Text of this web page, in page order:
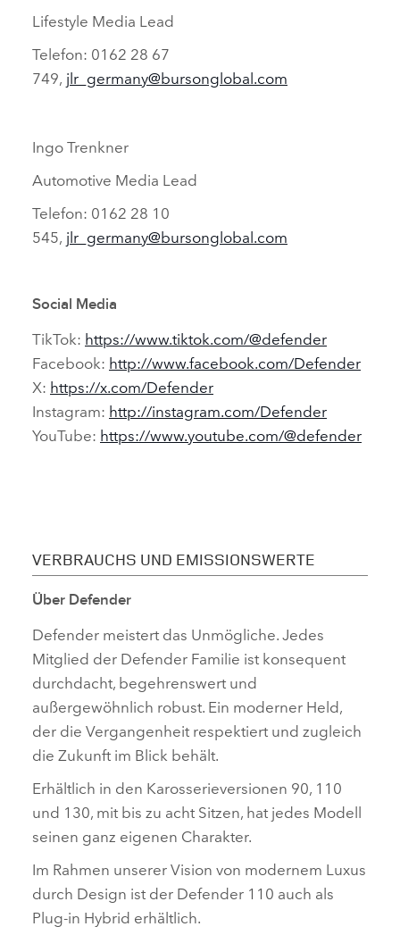
Lifestyle Media Lead
Telefon: 0162 28 67
749, jlr_germany@bursonglobal.com
Ingo Trenkner
Automotive Media Lead
Telefon: 0162 28 10
545, jlr_germany@bursonglobal.com
Social Media
TikTok: https://www.tiktok.com/@defender
Facebook: http://www.facebook.com/Defender
X: https://x.com/Defender
Instagram: http://instagram.com/Defender
YouTube: https://www.youtube.com/@defender
VERBRAUCHS UND EMISSIONSWERTE
Über Defender
Defender meistert das Unmögliche. Jedes
Mitglied der Defender Familie ist konsequent
durchdacht, begehrenswert und
außergewöhnlich robust. Ein moderner Held,
der die Vergangenheit respektiert und zugleich
die Zukunft im Blick behält.
Erhältlich in den Karosserieversionen 90, 110
und 130, mit bis zu acht Sitzen, hat jedes Modell
seinen ganz eigenen Charakter.
Im Rahmen unserer Vision von modernem Luxus
durch Design ist der Defender 110 auch als
Plug‑in Hybrid erhältlich.